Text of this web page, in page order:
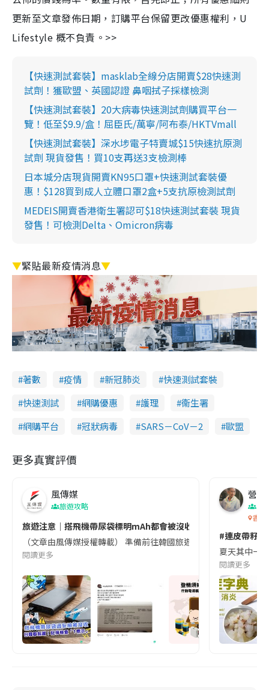
更新至文章發佈日期，訂購平台保留更改優惠權利，U
Lifestyle 概不負責。>>
【快速測試套裝】masklab全線分店開賣$28快速測
試劑！獲歐盟、英國認證 鼻咽拭子採樣檢測
【快速測試套裝】20大病毒快速測試劑購買平台一
覽！低至$9.9/盒！屈臣氏/萬寧/阿布泰/HKTVmall
【快速測試套裝】深水埗電子特賣城$15快速抗原測
試劑 現貨發售！買10支再送3支檢測棒
日本城分店現貨開賣KN95口罩+快速測試套裝優
惠！$128買到成人立體口罩2盒+5支抗原檢測試劑
MEDEIS開賣香港衛生署認可$18快速測試套裝 現貨
發售！可檢測Delta、Omicron病毒
▼緊貼最新疫情消息▼
著數 疫情 新冠肺炎
快速測試套裝
快速測試
網購優惠 護理
衞生署
網購平台
冠狀病毒 SARS－CoV－2 歐盟
更多真實評價
風傳媒
旅遊攻略
旅遊注意｜搭飛機帶尿袋標明mAh都會被沒收😱出發前切記檢查
（文章由風傳媒授權轉載） 準備前往韓國旅遊的民眾，近期要
閱讀更多
營養
香港
#連皮帶籽
夏天其中一
閱讀更多